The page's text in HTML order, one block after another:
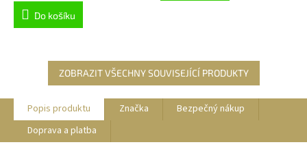
Do košíku
ZOBRAZIT VŠECHNY SOUVISEJÍCÍ PRODUKTY
Popis produktu Značka
Bezpečný nákup
Doprava a platba